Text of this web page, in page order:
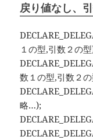
戻り値なし、
１の型,引数２の
数１の型,引数２
略…);